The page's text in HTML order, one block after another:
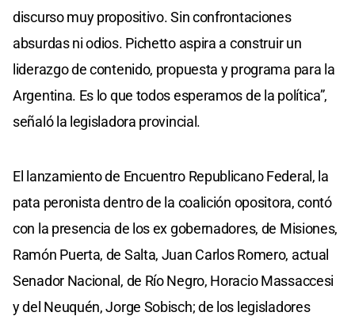
discurso muy propositivo. Sin confrontaciones
absurdas ni odios. Pichetto aspira a construir un
liderazgo de contenido, propuesta y programa para la
Argentina. Es lo que todos esperamos de la política”,
señaló la legisladora provincial.
El lanzamiento de Encuentro Republicano Federal, la
pata peronista dentro de la coalición opositora, contó
con la presencia de los ex gobernadores, de Misiones,
Ramón Puerta, de Salta, Juan Carlos Romero, actual
Senador Nacional, de Río Negro, Horacio Massaccesi
y del Neuquén, Jorge Sobisch; de los legisladores